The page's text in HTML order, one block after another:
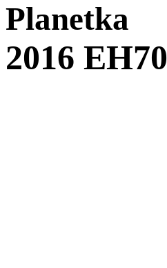
Planetka
2016 EH70